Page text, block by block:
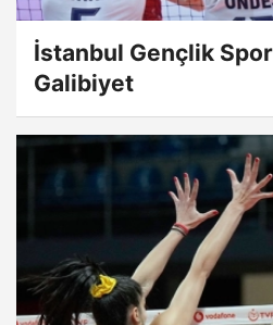
İstanbul Gençlik
Galibiyet